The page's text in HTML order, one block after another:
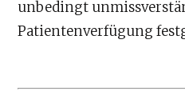
unbedingt
Patientenverfügung